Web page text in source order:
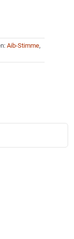
Aib-Stimme,